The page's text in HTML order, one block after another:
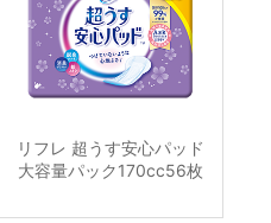
リフレ 超うす安心パッド
大容量パック170cc56枚